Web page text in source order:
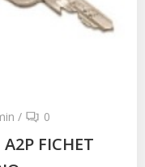
/ 0
FICHET